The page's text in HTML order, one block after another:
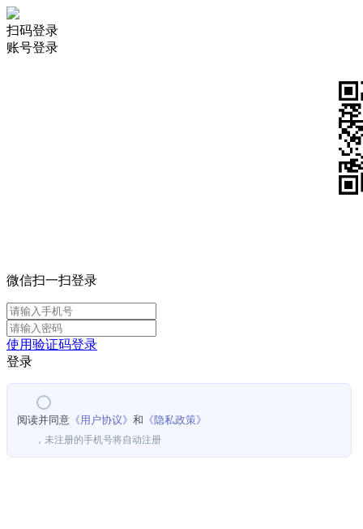
扫码登录
账号登录
微信扫一扫登录
使用验证码登录
登录
阅读并同意 《用户协议》 和 《隐私政策》
，未注册的手机号将自动注册